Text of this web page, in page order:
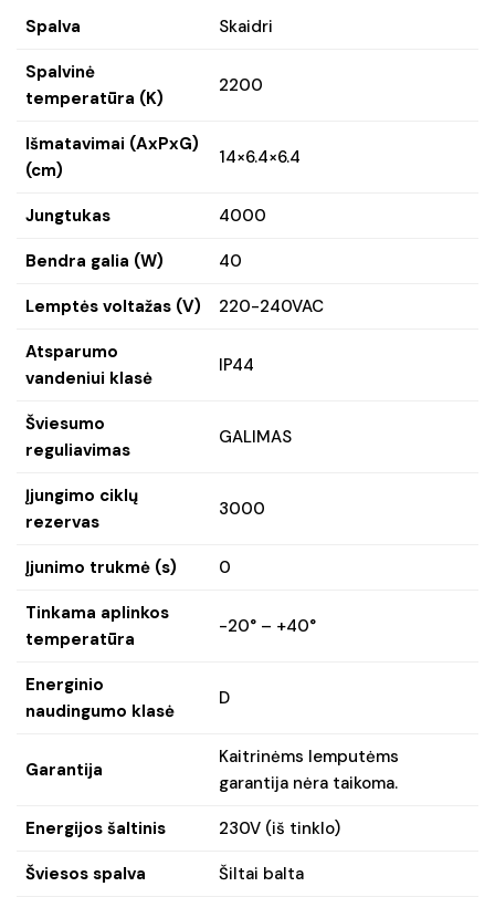
Spalva Skaidri
Spalvinė
temperatūra (K)
2200
Išmatavimai (AxPxG)
(cm)
14×6.4×6.4
Jungtukas 4000
Bendra galia (W) 40
Lemptės voltažas (V) 220-240VAC
Atsparumo
vandeniui klasė
IP44
Šviesumo
reguliavimas
GALIMAS
Įjungimo ciklų
rezervas
3000
Įjunimo trukmė (s) 0
Tinkama aplinkos
temperatūra
-20° – +40°
Energinio
naudingumo klasė
D
Garantija
Kaitrinėms lemputėms
garantija nėra taikoma.
Energijos šaltinis 230V (iš tinklo)
Šviesos spalva Šiltai balta